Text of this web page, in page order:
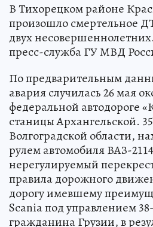
В Тихорецком районе
произошло смертельное
двух
пресс-служба ГУ МВД
По предварительным
авария случилась 26 мая
федеральной автодороге
станицы Архангельской.
Волгоградской области,
рулем автомобиля ВАЗ-
нерегулируемый
правила дорожного
дорогу имевшему
Scania под управлением
гражданина Грузии, в